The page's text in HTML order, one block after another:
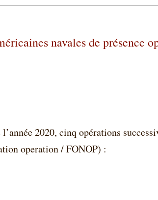
navales de présence
2020, cinq opérations
operation / FONOP) :